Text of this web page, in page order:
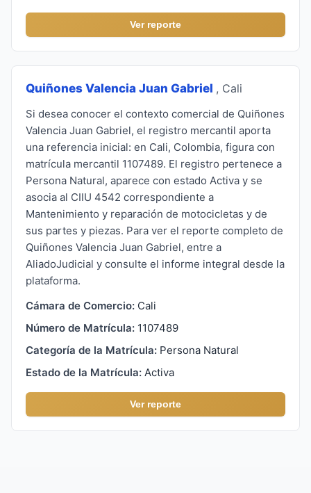
Ver reporte
Quiñones Valencia Juan Gabriel , Cali
Si desea conocer el contexto comercial de Quiñones
Valencia Juan Gabriel, el registro mercantil aporta
una referencia inicial: en Cali, Colombia, figura con
matrícula mercantil 1107489. El registro pertenece a
Persona Natural, aparece con estado Activa y se
asocia al CIIU 4542 correspondiente a
Mantenimiento y reparación de motocicletas y de
sus partes y piezas. Para ver el reporte completo de
Quiñones Valencia Juan Gabriel, entre a
AliadoJudicial y consulte el informe integral desde la
plataforma.
Cámara de Comercio: Cali
Número de Matrícula: 1107489
Categoría de la Matrícula: Persona Natural
Estado de la Matrícula: Activa
Ver reporte